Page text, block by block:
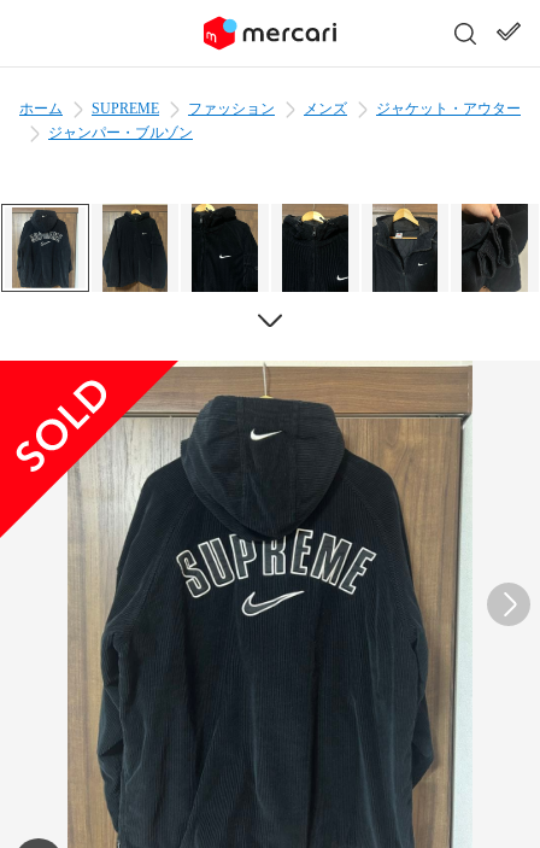
ホーム SUPREME ファッション メンズ
ジャケット・アウター
ジャンパー・ブルゾン